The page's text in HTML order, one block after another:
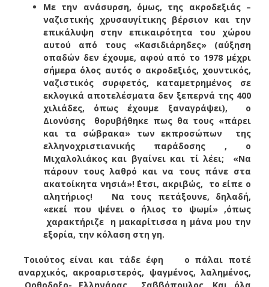
Με την ανάσυρση, όμως, της ακροδεξιάς –
ναζιστικής χρυσαυγίτικης βέρσιον και την
επικάλυψη στην επικαιρότητα του χώρου
αυτού από τους «Κασιδιάρηδες» (αύξηση
οπαδών δεν έχουμε, αφού από το 1978 μέχρι
σήμερα όλος αυτός ο ακροδεξιός, χουντικός,
ναζιστικός συρφετός, καταμετρημένος σε
εκλογικά αποτελέσματα δεν ξεπερνά της 400
χιλιάδες, όπως έχουμε ξαναγράψει), ο
Διονύσης θορυβήθηκε πως θα τους «πάρει
και τα σώβρακα» των εκπροσώπων της
ελληνοχριστιανικής παράδοσης , ο
Μιχαλολιάκος και βγαίνει και τί λέει; «Να
πάρουν τους λαθρό και να τους πάνε στα
ακατοίκητα νησιά»! ΄Ετσι, ακριβώς, το είπε ο
αλητήριος! Να τους πετάξουνε, δηλαδή,
«εκεί που ψένει ο ήλιος το ψωμί» ,όπως
χαρακτήριζε η μακαρίτισσα η μάνα μου την
εξορία, την κόλαση στη γη.
Τοιούτος είναι και τάδε έφη ο πάλαι ποτέ
αναρχικός, ακροαριστερός, ψαγμένος, λαλημένος,